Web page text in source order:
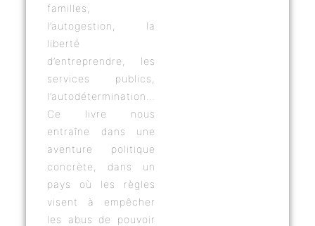
familles,
l’autogestion, la
liberté
d’entreprendre, les
services publics,
l’autodétermination…
Ce livre nous
entraîne dans une
aventure politique
concrète, dans un
pays où les règles
visent à empêcher
les abus de pouvoir